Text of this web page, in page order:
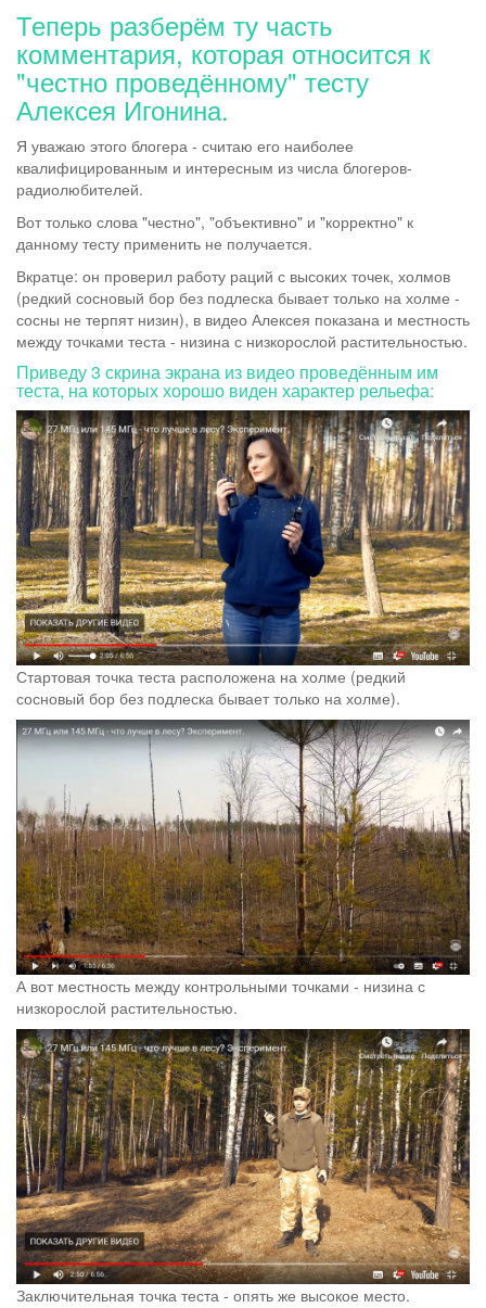
Теперь разберём ту часть
комментария, которая относится к
"честно проведённому" тесту
Алексея Игонина.
Я уважаю этого блогера - считаю его наиболее
квалифицированным и интересным из числа блогеров-
радиолюбителей.
Вот только слова "честно", "объективно" и "корректно" к
данному тесту применить не получается.
Вкратце: он проверил работу раций с высоких точек, холмов
(редкий сосновый бор без подлеска бывает только на холме -
сосны не терпят низин), в видео Алексея показана и местность
между точками теста - низина с низкорослой растительностью.
Приведу 3 скрина экрана из видео проведённым им
теста, на которых хорошо виден характер рельефа:
Стартовая точка теста расположена на холме (редкий
сосновый бор без подлеска бывает только на холме).
А вот местность между контрольными точками - низина с
низкорослой растительностью.
Заключительная точка теста - опять же высокое место.